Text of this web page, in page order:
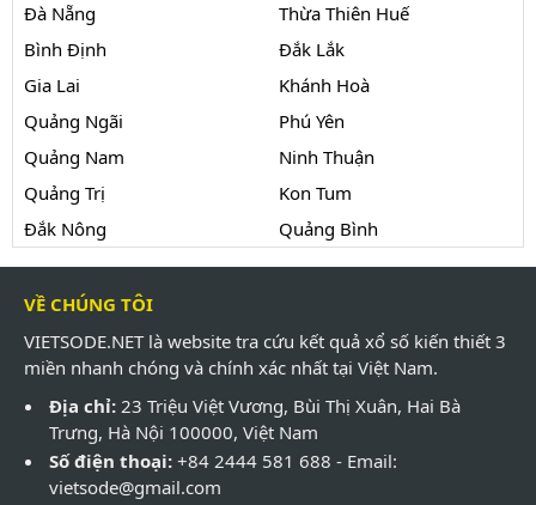
Đà Nẵng
Thừa Thiên Huế
Bình Định
Đắk Lắk
Gia Lai
Khánh Hoà
Quảng Ngãi
Phú Yên
Quảng Nam
Ninh Thuận
Quảng Trị
Kon Tum
Đắk Nông
Quảng Bình
VỀ CHÚNG TÔI
VIETSODE.NET là website tra cứu kết quả xổ số kiến thiết 3
miền nhanh chóng và chính xác nhất tại Việt Nam.
Địa chỉ: 23 Triệu Việt Vương, Bùi Thị Xuân, Hai Bà
Trưng, Hà Nội 100000, Việt Nam
Số điện thoại: +84 2444 581 688 - Email:
vietsode@gmail.com